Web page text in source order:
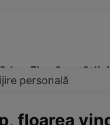
Prime Time SportStil
personală
floarea